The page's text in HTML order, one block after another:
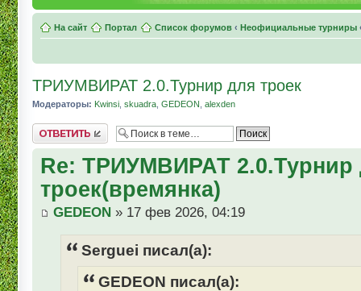
На сайт Портал Список форумов ‹ Неофициальные турниры
ТРИУМВИРАТ 2.0.Турнир для троек
Модераторы: Kwinsi skuadra GEDEON alexden
Комментировать
Re: ТРИУМВИРАТ 2.0.Турнир
троек(времянка)
GEDEON » 17 фев 2026, 04:19
Serguei писал(а):
GEDEON писал(а):